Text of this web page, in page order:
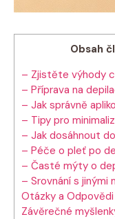
Obsah
– Zjistěte výhody
– Příprava na
– Jak správně
– Tipy pro
– Jak dosáhnout
– Péče o pleť po
– Časté mýty o
– Srovnání s
Otázky a Odpovědi
Závěrečné